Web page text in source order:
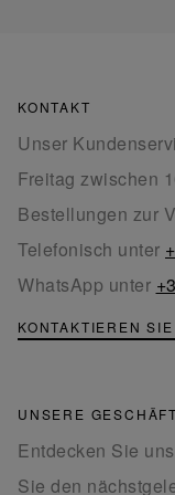
KONTAKT
Unser
Freitag zwischen
Bestellungen zur
Telefonisch unter
WhatsApp unter
KONTAKTIEREN
UNSERE
Entdecken Sie
Sie den